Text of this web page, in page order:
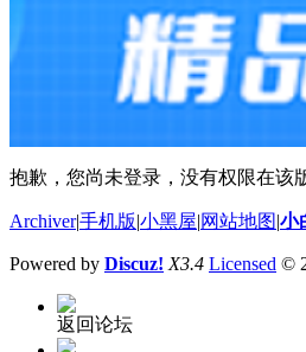
抱歉，您尚未登录，没有权限在该
Archiver|手机版 小黑屋 网站地图 小
Powered by Discuz! X3.4 Licensed ©
返回论坛